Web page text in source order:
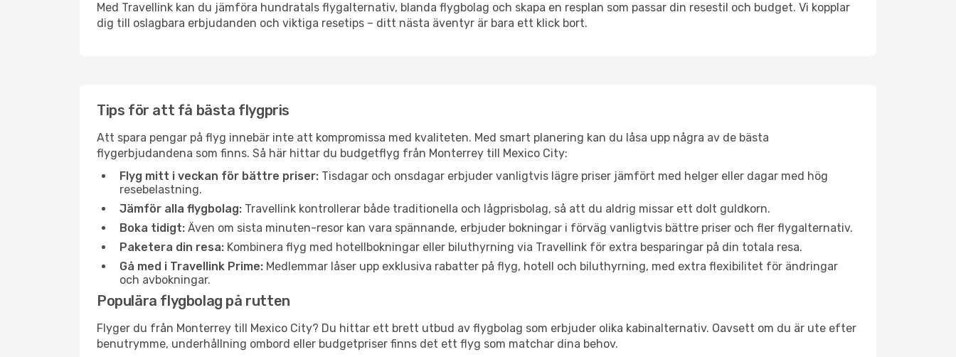
Med Travellink kan du jämföra hundratals flygalternativ, blanda flygbolag och skapa en resplan som passar din resestil och budget. Vi kopplar
dig till oslagbara erbjudanden och viktiga resetips – ditt nästa äventyr är bara ett klick bort.
Tips för att få bästa flygpris
Att spara pengar på flyg innebär inte att kompromissa med kvaliteten. Med smart planering kan du låsa upp några av de bästa
flygerbjudandena som finns. Så här hittar du budgetflyg från Monterrey till Mexico City:
Flyg mitt i veckan för bättre priser: Tisdagar och onsdagar erbjuder vanligtvis lägre priser jämfört med helger eller dagar med hög
resebelastning.
Jämför alla flygbolag: Travellink kontrollerar både traditionella och lågprisbolag, så att du aldrig missar ett dolt guldkorn.
Boka tidigt: Även om sista minuten-resor kan vara spännande, erbjuder bokningar i förväg vanligtvis bättre priser och fler flygalternativ.
Paketera din resa: Kombinera flyg med hotellbokningar eller biluthyrning via Travellink för extra besparingar på din totala resa.
Gå med i Travellink Prime: Medlemmar låser upp exklusiva rabatter på flyg, hotell och biluthyrning, med extra flexibilitet för ändringar
och avbokningar.
Populära flygbolag på rutten
Flyger du från Monterrey till Mexico City? Du hittar ett brett utbud av flygbolag som erbjuder olika kabinalternativ. Oavsett om du är ute efter
benutrymme, underhållning ombord eller budgetpriser finns det ett flyg som matchar dina behov.